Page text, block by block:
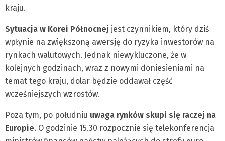
kraju.
Sytuacja w Korei Północnej jest czynnikiem, który dziś
wpłynie na zwiększoną awersję do ryzyka inwestorów na
rynkach walutowych. Jednak niewykluczone, że w
kolejnych godzinach, wraz z nowymi doniesieniami na
temat tego kraju, dolar będzie oddawał część
wcześniejszych wzrostów.
Poza tym, po południu uwaga rynków skupi się raczej na
Europie. O godzinie 15.30 rozpocznie się telekonferencja